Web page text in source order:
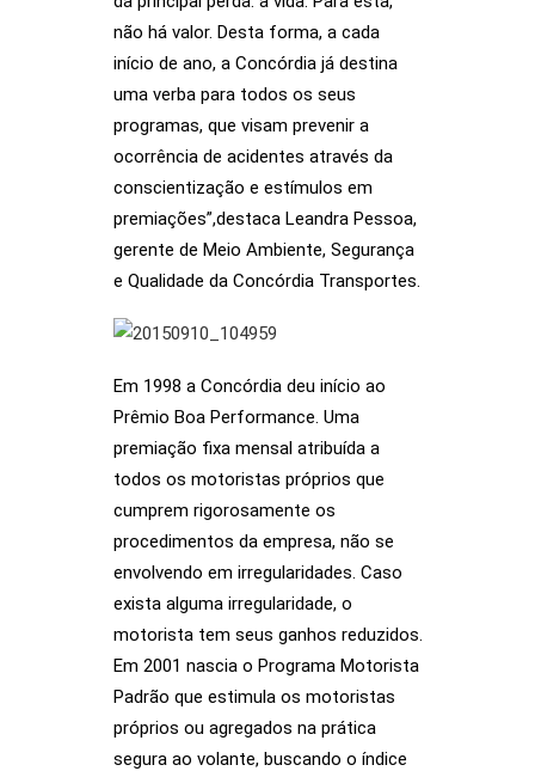
não há valor. Desta forma, a cada
início de ano, a Concórdia já destina
uma verba para todos os seus
programas, que visam prevenir a
ocorrência de acidentes através da
conscientização e estímulos em
premiações”,destaca Leandra Pessoa,
gerente de Meio Ambiente, Segurança
e Qualidade da Concórdia Transportes.
Em 1998 a Concórdia deu início ao
Prêmio Boa Performance. Uma
premiação fixa mensal atribuída a
todos os motoristas próprios que
cumprem rigorosamente os
procedimentos da empresa, não se
envolvendo em irregularidades. Caso
exista alguma irregularidade, o
motorista tem seus ganhos reduzidos.
Em 2001 nascia o Programa Motorista
Padrão que estimula os motoristas
próprios ou agregados na prática
segura ao volante, buscando o índice